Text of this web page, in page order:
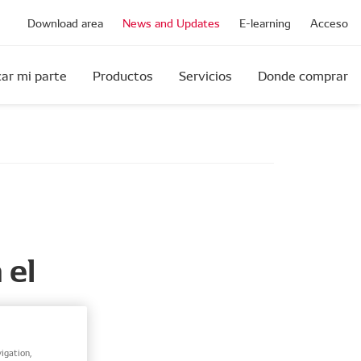
Download area News and Updates E-learning Acceso
mi parte Productos Servicios Donde comprar
el